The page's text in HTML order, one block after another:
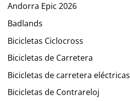
Andorra Epic 2026
Badlands
Bicicletas Ciclocross
Bicicletas de Carretera
Bicicletas de carretera eléctricas
Bicicletas de Contrareloj